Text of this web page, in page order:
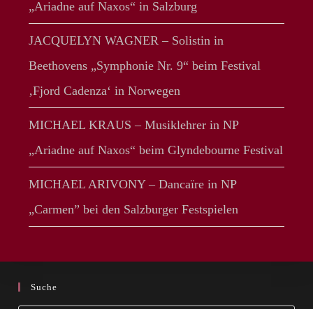
„Ariadne auf Naxos“ in Salzburg
JACQUELYN WAGNER – Solistin in
Beethovens „Symphonie Nr. 9“ beim Festival
‚Fjord Cadenza‘ in Norwegen
MICHAEL KRAUS – Musiklehrer in NP
„Ariadne auf Naxos“ beim Glyndebourne Festival
MICHAEL ARIVONY – Dancaïre in NP
„Carmen” bei den Salzburger Festspielen
Suche